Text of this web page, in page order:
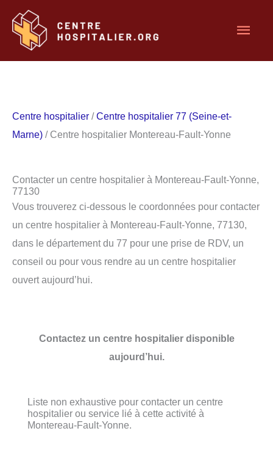
contenu
Centre hospitalier /Centre hospitalier 77 (Seine-et-
Marne) / Centre hospitalier Montereau-Fault-Yonne
Contacter un centre hospitalier à Montereau-Fault-Yonne,
77130
Vous trouverez ci-dessous le coordonnées pour contacter
un centre hospitalier à Montereau-Fault-Yonne, 77130,
dans le département du 77 pour une prise de RDV, un
conseil ou pour vous rendre au un centre hospitalier
ouvert aujourd’hui.
Contactez un centre hospitalier disponible
aujourd’hui.
Liste non exhaustive pour contacter un centre
hospitalier ou service lié à cette activité à
Montereau-Fault-Yonne.